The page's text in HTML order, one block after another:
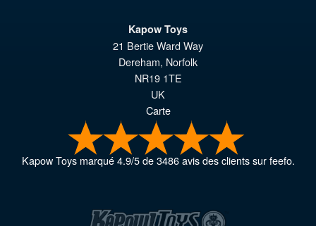
Kapow Toys
21 Bertie Ward Way
Dereham, Norfolk
NR19 1TE
UK
Carte
Kapow Toysmarqué4.9/5de3486avis des clients sur feefo.